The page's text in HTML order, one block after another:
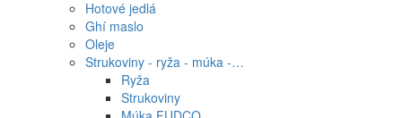
Hotové jedlá
Ghí maslo
Oleje
Strukoviny - ryža - múka -…
Ryža
Strukoviny